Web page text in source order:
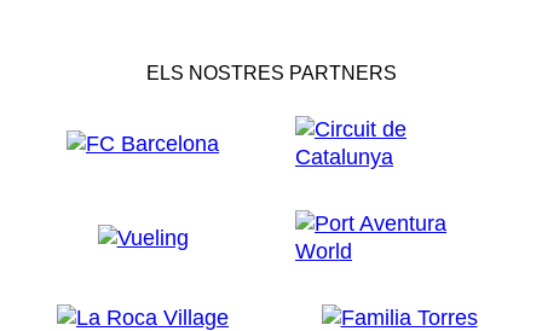
ELS NOSTRES PARTNERS